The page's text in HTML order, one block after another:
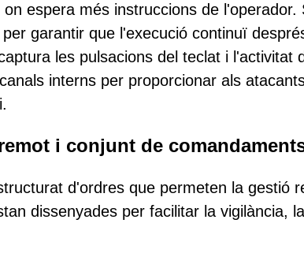
espera més instruccions de l'operador.
garantir que l'execució continuï
les pulsacions del teclat i l'activitat
interns per proporcionar als
i conjunt de
d'ordres que permeten la gestió
dissenyades per facilitar la vigilància,